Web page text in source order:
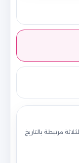
مرتبطة بالتاريخ